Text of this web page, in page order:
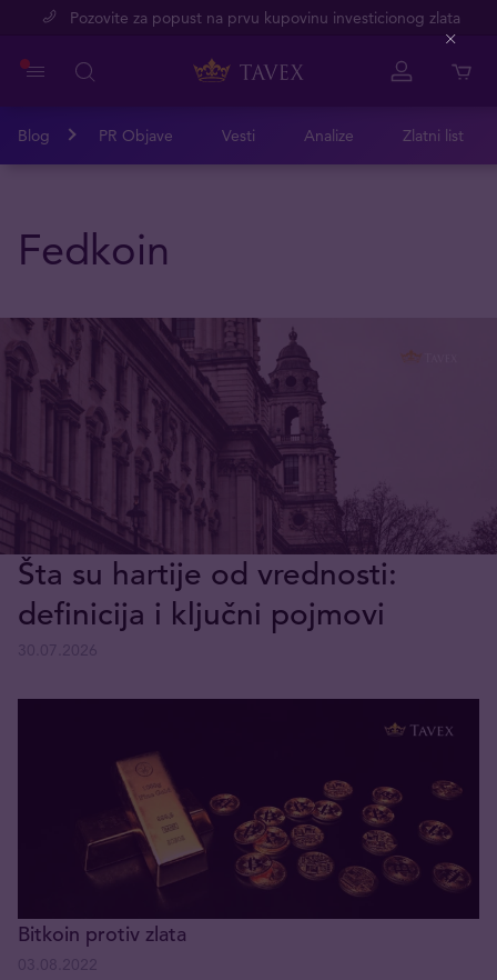
Pozovite za popust na prvu kupovinu investicionog zlata
Blog PR Objave Vesti Analize Zlatni list
Fedkoin
Šta su hartije od vrednosti:
definicija i ključni pojmovi
Bitkoin protiv zlata
Close